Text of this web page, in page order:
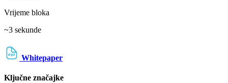
Vrijeme bloka
~3 sekunde
Whitepaper
Ključne značajke